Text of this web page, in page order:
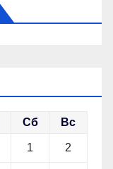
Сб Вс
1 2